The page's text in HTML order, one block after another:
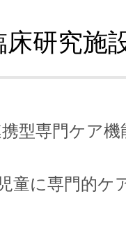
研究施
型専門ケア機
童に専門的ケ